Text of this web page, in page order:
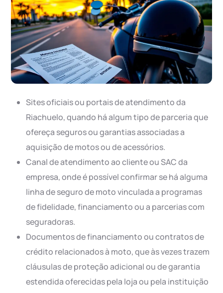
Sites oficiais ou portais de atendimento da
Riachuelo, quando há algum tipo de parceria que
ofereça seguros ou garantias associadas a
aquisição de motos ou de acessórios.
Canal de atendimento ao cliente ou SAC da
empresa, onde é possível confirmar se há alguma
linha de seguro de moto vinculada a programas
de fidelidade, financiamento ou a parcerias com
seguradoras.
Documentos de financiamento ou contratos de
crédito relacionados à moto, que às vezes trazem
cláusulas de proteção adicional ou de garantia
estendida oferecidas pela loja ou pela instituição